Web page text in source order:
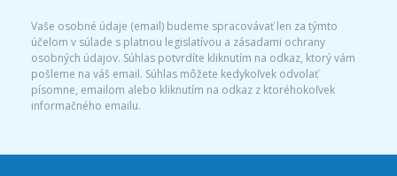
Vaše osobné údaje (email) budeme spracovávať len za týmto
účelom v súlade s platnou legislatívou a zásadami ochrany
osobných údajov. Súhlas potvrdíte kliknutím na odkaz, ktorý vám
pošleme na váš email. Súhlas môžete kedykoľvek odvolať
písomne, emailom alebo kliknutím na odkaz z ktoréhokoľvek
informačného emailu.